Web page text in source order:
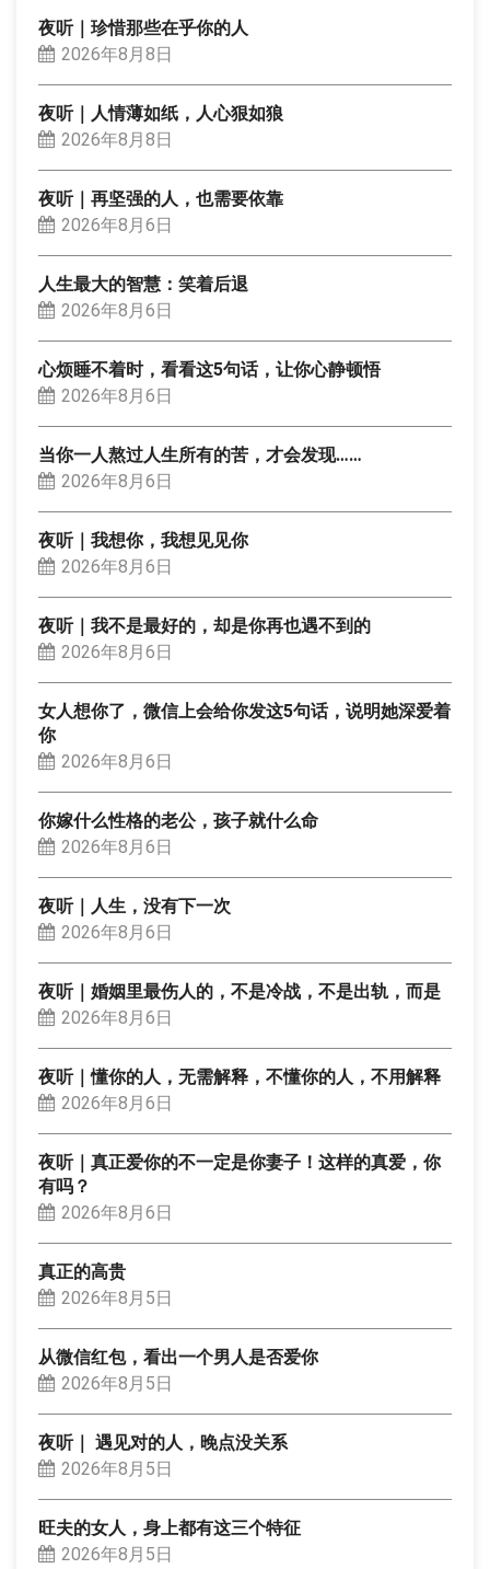
夜听｜珍惜那些在乎你的人
2026年8月8日
夜听｜人情薄如纸，人心狠如狼
2026年8月8日
夜听｜再坚强的人，也需要依靠
2026年8月6日
人生最大的智慧：笑着后退
2026年8月6日
心烦睡不着时，看看这5句话，让你心静顿悟
2026年8月6日
当你一人熬过人生所有的苦，才会发现……
2026年8月6日
夜听｜我想你，我想见见你
2026年8月6日
夜听｜我不是最好的，却是你再也遇不到的
2026年8月6日
女人想你了，微信上会给你发这5句话，说明她深爱着
你
2026年8月6日
你嫁什么性格的老公，孩子就什么命
2026年8月6日
夜听｜人生，没有下一次
2026年8月6日
夜听｜婚姻里最伤人的，不是冷战，不是出轨，而是
2026年8月6日
夜听｜懂你的人，无需解释，不懂你的人，不用解释
2026年8月6日
夜听｜真正爱你的不一定是你妻子！这样的真爱，你
有吗？
2026年8月6日
真正的高贵
2026年8月5日
从微信红包，看出一个男人是否爱你
2026年8月5日
夜听｜ 遇见对的人，晚点没关系
2026年8月5日
旺夫的女人，身上都有这三个特征
2026年8月5日